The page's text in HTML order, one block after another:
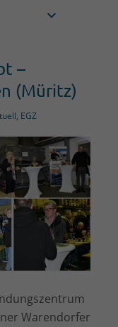
–
(Müritz)
, EGZ
Warendorfer